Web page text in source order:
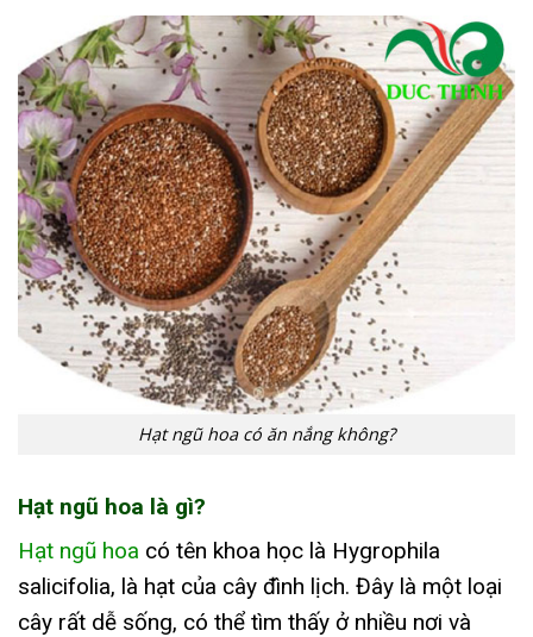
Hạt ngũ hoa có ăn nắng không?
Hạt ngũ hoa là gì?
Hạt ngũ hoa có tên khoa học là Hygrophila
salicifolia, là hạt của cây đình lịch. Đây là một loại
cây rất dễ sống, có thể tìm thấy ở nhiều nơi và